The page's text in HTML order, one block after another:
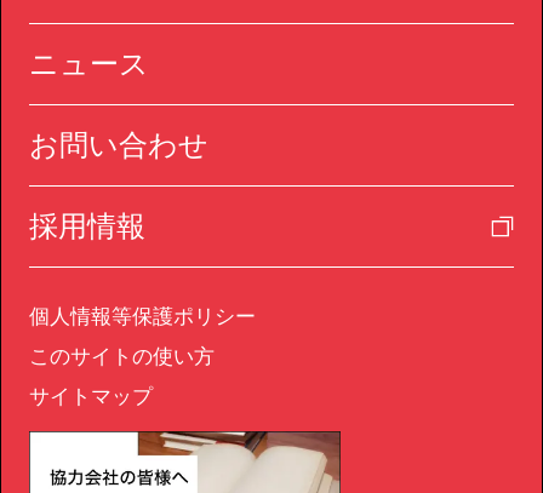
ニュース
お問い合わせ
採用情報
個人情報等保護ポリシー
このサイトの使い方
サイトマップ